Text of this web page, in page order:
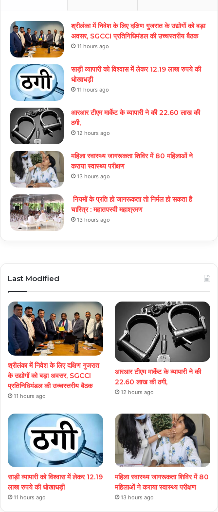
श्रीलंका में निवेश के लिए दक्षिण गुजरात के उद्योगों को बड़ा
अवसर, SGCCI प्रतिनिधिमंडल की उच्चस्तरीय बैठक
11 hours ago
साड़ी व्यापारी को विश्वास में लेकर 12.19 लाख रुपये की
धोखाधड़ी
11 hours ago
आरआर टीएम मार्केट के व्यापारी ने की 22.60 लाख की
ठगी,
12 hours ago
महिला स्वास्थ्य जागरूकता शिविर में 80 महिलाओं ने
कराया स्वास्थ्य परीक्षण
13 hours ago
नियमों के प्रति हो जागरूकता तो निर्मल हो सकता है
चारित्र : महातपस्वी महाश्रमण
13 hours ago
Last Modified
श्रीलंका में निवेश के लिए दक्षिण गुजरात
के उद्योगों को बड़ा अवसर, SGCCI
प्रतिनिधिमंडल की उच्चस्तरीय बैठक
11 hours ago
आरआर टीएम मार्केट के व्यापारी ने की
22.60 लाख की ठगी,
12 hours ago
साड़ी व्यापारी को विश्वास में लेकर 12.19
लाख रुपये की धोखाधड़ी
11 hours ago
महिला स्वास्थ्य जागरूकता शिविर में 80
महिलाओं ने कराया स्वास्थ्य परीक्षण
13 hours ago